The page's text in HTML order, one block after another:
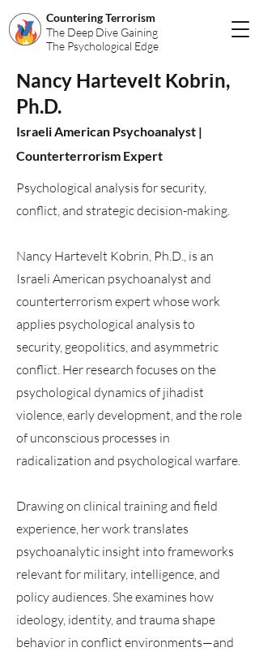
Countering Terrorism
The Deep Dive Gaining
The Psychological Edge
Nancy Hartevelt Kobrin,
Ph.D.
Israeli American Psychoanalyst |
Counterterrorism Expert
Psychological analysis for security,
conflict, and strategic decision-making.
Nancy Hartevelt Kobrin, Ph.D., is an
Israeli American psychoanalyst and
counterterrorism expert whose work
applies psychological analysis to
security, geopolitics, and asymmetric
conflict. Her research focuses on the
psychological dynamics of jihadist
violence, early development, and the role
of unconscious processes in
radicalization and psychological warfare.
Drawing on clinical training and field
experience, her work translates
psychoanalytic insight into frameworks
relevant for military, intelligence, and
policy audiences. She examines how
ideology, identity, and trauma shape
behavior in conflict environments—and